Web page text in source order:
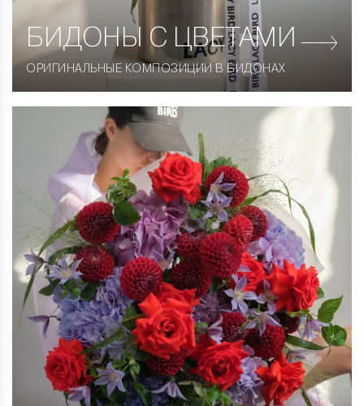
БИДОНЫ С ЦВЕТАМИ
ОРИГИНАЛЬНЫЕ КОМПОЗИЦИИ В БИДОНАХ